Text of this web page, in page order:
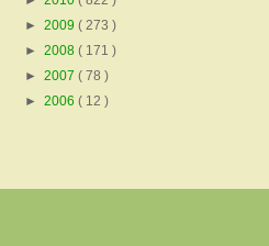
► 2009 ( 273 )
► 2008 ( 171 )
► 2007 ( 78 )
► 2006 ( 12 )